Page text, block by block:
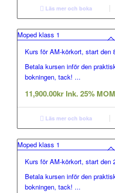
Läs mer och boka
Moped klass 1
Kurs för AM-körkort, start den
Betala kursen inför den
bokningen, tack! ...
11,900.00kr Ink. 25%
Läs mer och boka
Moped klass 1
Kurs för AM-körkort, start den
Betala kursen inför den
bokningen, tack! ...